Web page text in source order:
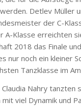
Detlev Müller
der C-
A-Klasse erreichten
2018 das Finale
nur noch ein kleiner
Tanzklasse im
Nahry tanzten
viel Dynamik und